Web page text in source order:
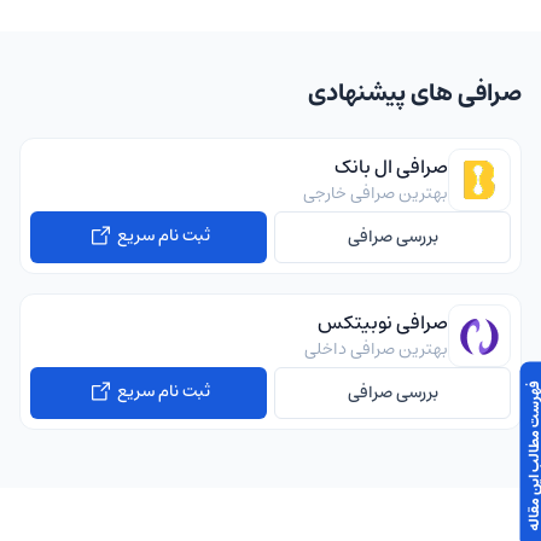
مقاله
صرافی های پیشنهادی
صرافی ال بانک
بهترین صرافی خارجی
بررسی صرافی
ثبت نام سریع
صرافی نوبیتکس
بهترین صرافی داخلی
بررسی صرافی
ثبت نام سریع